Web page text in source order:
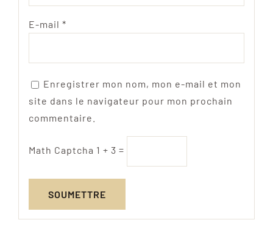
E-mail *
Enregistrer mon nom, mon e-mail et mon
site dans le navigateur pour mon prochain
commentaire.
Math Captcha 1 + 3 =